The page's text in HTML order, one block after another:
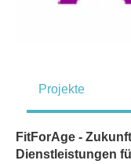
Projekte
FitForAge -
Dienstleistungen